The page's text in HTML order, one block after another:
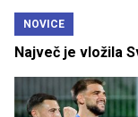
NOVICE
Največ je vložila